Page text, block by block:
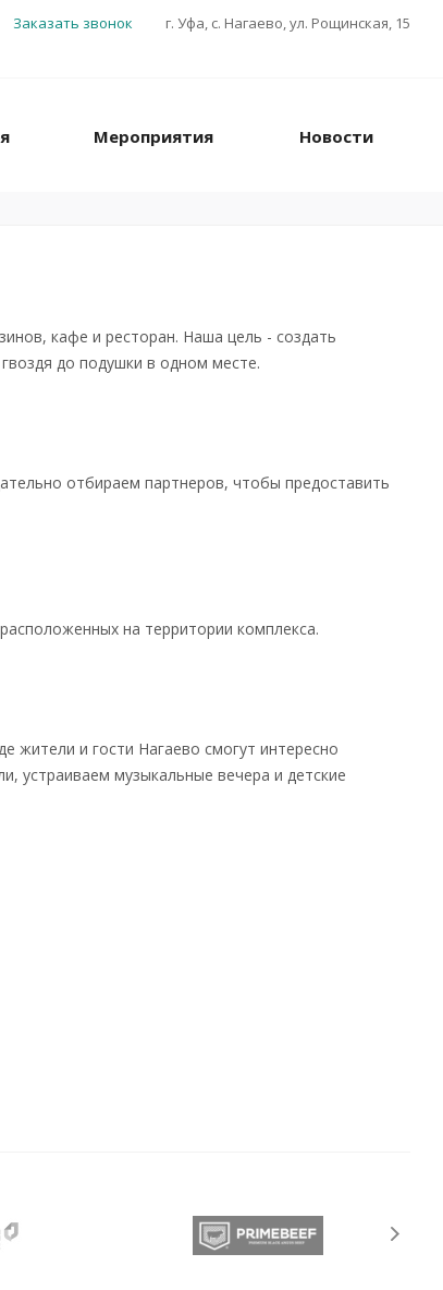
г. Уфа, с. Нагаево, ул. Рощинская, 15
Заказать звонок
Мероприятия Новости
кафе и ресторан. Наша цель - создать
до подушки в одном месте.
отбираем партнеров, чтобы предоставить
на территории комплекса.
жители и гости Нагаево смогут интересно
устраиваем музыкальные вечера и детские